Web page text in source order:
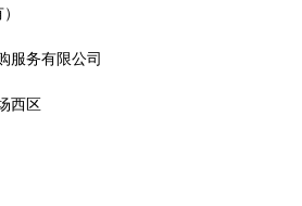
服务有限公司
西区